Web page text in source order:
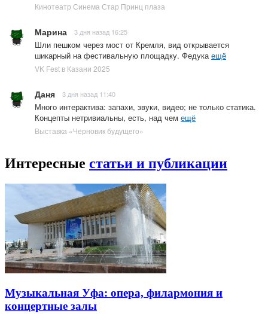
Кинотеатр Синема Стар Принц плаза
Марина 3 дня назад 16:25
Шли пешком через мост от Кремля, вид открывается
шикарный на фестивальную площадку. Федукаещё
VK Fest в Казани 2025
Даня 3 дня назад 11:40
Много интерактива: запахи, звуки, видео; не только статика.
Концепты нетривиальны, есть, над чем ещё
Выставка «Черновик будущего»
Интересные статьи и публикации
Музыкальная Уфа: опера, филармония и
концертные залы